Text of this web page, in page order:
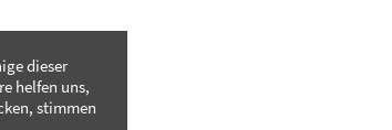
dieser
helfen uns,
stimmen